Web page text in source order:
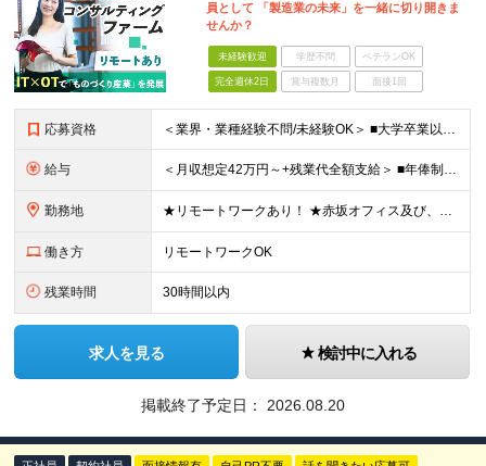
員として 「製造業の未来」を一緒に切り開きま
せんか？
未経験歓迎 学歴不問 ベテランOK
完全週休2日 賞与複数月 面接1回
応募資格 ＜業界・業種経験不問/未経験OK＞ ■大学卒業以上 ＜経験者枠での採用も行っています！＞ ■学歴不問 ■コンサルタントとしての経験をお持ちの方 →IT業界や製造業での経験があれば歓迎します ＜求め
給与 ＜月収想定42万円～+残業代全額支給＞ ■年俸制(12分割)： 504万円～900万円 ※経験・スキルを考慮し決定します ※残業代は別途支給します ※試用期間6カ月あり（給与・待遇・雇用形態に差異はあ
勤務地 ★リモートワークあり！ ★赤坂オフィス及び、東京都内の各プロジェクト先にて勤務していただきます ■赤坂オフィス 東京都港区元赤坂1丁目3-13 赤坂センタービルディング15階 ※転居を伴う転勤なし
働き方 リモートワークOK
残業時間 30時間以内
求人を見る 検討中に入れる
掲載終了予定日： 2026.08.20